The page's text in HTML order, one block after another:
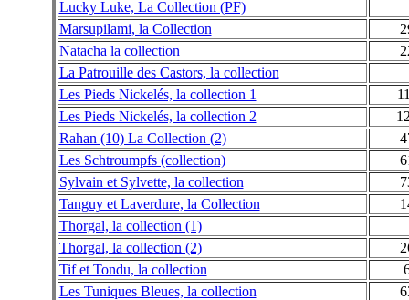
Lucky Luke, La Collection (PF)
Marsupilami, la Collection
Natacha la collection
La Patrouille des Castors, la collection
Les Pieds Nickelés, la collection 1
Les Pieds Nickelés, la collection 2
Rahan (10) La Collection (2)
Les Schtroumpfs (collection)
Sylvain et Sylvette, la collection
Tanguy et Laverdure, la Collection
Thorgal, la collection (1)
Thorgal, la collection (2)
Tif et Tondu, la collection
Les Tuniques Bleues, la collection